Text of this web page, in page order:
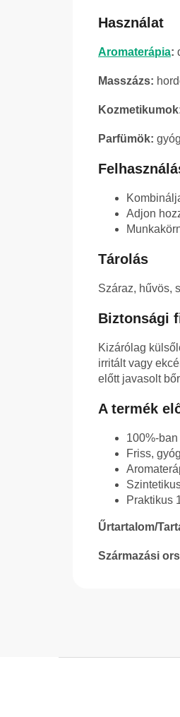
Használat
Aromaterápia:
Masszázs:
Parfümök:
Adjon
Tárolás
Száraz, hűvös,
Biztonsági
Kizárólag
irritált vagy
előtt javasolt
A termék
100%-
Friss,
Praktikus
Űrtartalom/
Származási